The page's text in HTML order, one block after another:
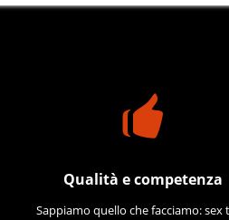
Qualità e competenza
Sappiamo quello che facciamo: sex